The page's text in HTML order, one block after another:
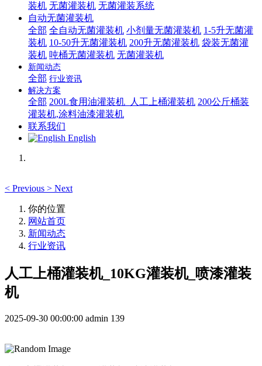
装机 无菌灌装机 无菌灌装系统
自动无菌灌装机
全部 全自动无菌灌装机 小剂量无菌灌装机 1-5升无菌灌
装机 10-50升无菌灌装机 200升无菌灌装机 袋装无菌灌
装机 吨桶无菌灌装机 无菌灌装机
新闻动态
全部 行业资讯
解决方案
全部 200L食用油灌装机_人工上桶灌装机 200公斤桶装
灌装机,涂料油漆灌装机
联系我们
English
< Previous > Next
你的位置
网站首页
新闻动态
行业资讯
人工上桶 灌装机 _10KG 灌装机 _喷漆 灌装
机
2025-09-30 00:00:00 admin 139